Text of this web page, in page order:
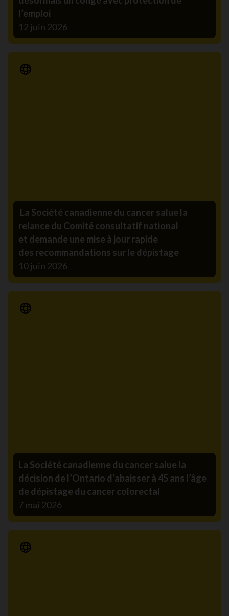
l’emploi
12 juin 2026
Communiqué de presse
La Société canadienne du cancer salue la
relance du Comité consultatif national
et demande une mise à jour rapide
des recommandations sur le dépistage
10 juin 2026
Communiqué de presse
La Société canadienne du cancer salue la
décision de l’Ontario d’abaisser à 45 ans l’âge
de dépistage du cancer colorectal
7 mai 2026
Communiqué de presse